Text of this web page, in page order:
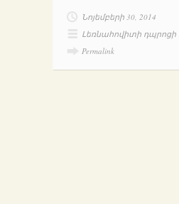
Նոյեմբերի 30, 2014
Լեռնահովիտի դպրոցի
Permalink